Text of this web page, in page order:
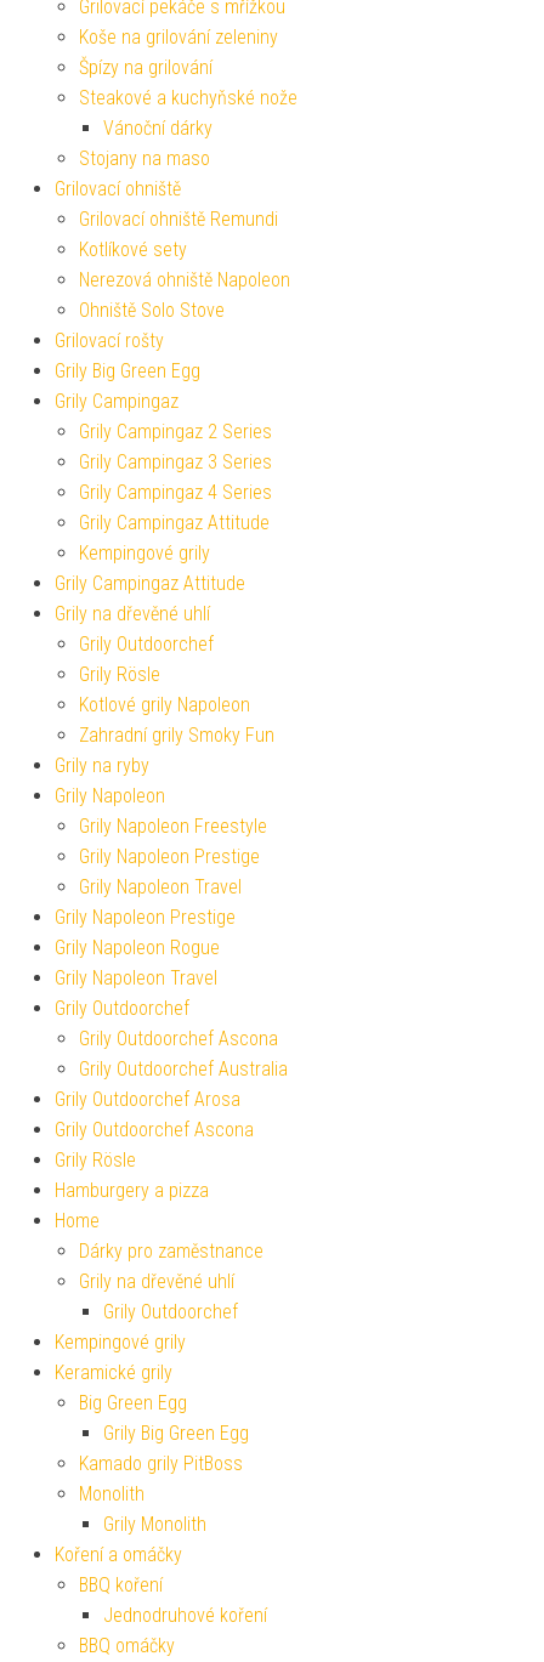
Grilovací pekáče s mřížkou
Koše na grilování zeleniny
Špízy na grilování
Steakové a kuchyňské nože
Vánoční dárky
Stojany na maso
Grilovací ohniště
Grilovací ohniště Remundi
Kotlíkové sety
Nerezová ohniště Napoleon
Ohniště Solo Stove
Grilovací rošty
Grily Big Green Egg
Grily Campingaz
Grily Campingaz 2 Series
Grily Campingaz 3 Series
Grily Campingaz 4 Series
Grily Campingaz Attitude
Kempingové grily
Grily Campingaz Attitude
Grily na dřevěné uhlí
Grily Outdoorchef
Grily Rösle
Kotlové grily Napoleon
Zahradní grily Smoky Fun
Grily na ryby
Grily Napoleon
Grily Napoleon Freestyle
Grily Napoleon Prestige
Grily Napoleon Travel
Grily Napoleon Prestige
Grily Napoleon Rogue
Grily Napoleon Travel
Grily Outdoorchef
Grily Outdoorchef Ascona
Grily Outdoorchef Australia
Grily Outdoorchef Arosa
Grily Outdoorchef Ascona
Grily Rösle
Hamburgery a pizza
Home
Dárky pro zaměstnance
Grily na dřevěné uhlí
Grily Outdoorchef
Kempingové grily
Keramické grily
Big Green Egg
Grily Big Green Egg
Kamado grily PitBoss
Monolith
Grily Monolith
Koření a omáčky
BBQ koření
Jednodruhové koření
BBQ omáčky